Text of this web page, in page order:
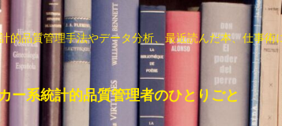
的品質管理手法やデータ分析、最近読んだ本、仕事術
ー系統計的品質管理者のひとりごと